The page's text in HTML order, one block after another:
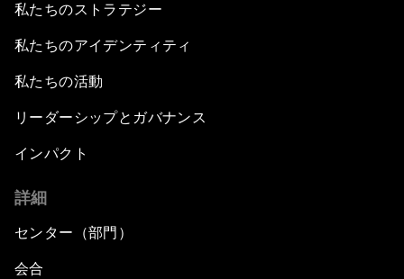
私たちのストラテジー
私たちのアイデンティティ
私たちの活動
リーダーシップとガバナンス
インパクト
詳細
センター（部門）
会合